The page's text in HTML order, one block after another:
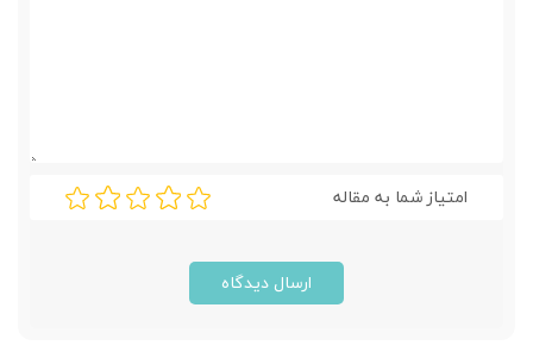
امتیاز شما به مقاله
ارسال دیدگاه